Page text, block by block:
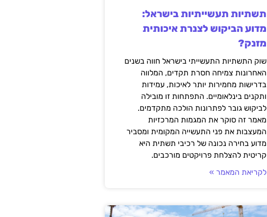
תשתיות תעשייתיות בישראל:
מדוע הביקוש לצנרת איכותית
מזנק?
שוק התשתיות התעשייתי בישראל חווה בשנים
האחרונות צמיחה חסרת תקדים, המלווה
בדרישות מחמירות יותר לאיכות, עמידות
ותקנים בינלאומיים. התפתחות זו מובילה
לביקוש גובר לפתרונות הולכה מתקדמים.
מאמר זה סוקר את המגמות המרכזיות
המעצבות את פני התעשייה המקומית ומסביר
מדוע בחירה נכונה של רכיבי תשתית היא
קריטית להצלחת פרויקטים מורכבים.
לקריאת המאמר »